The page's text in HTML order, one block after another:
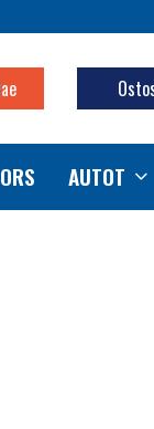
AUTOT